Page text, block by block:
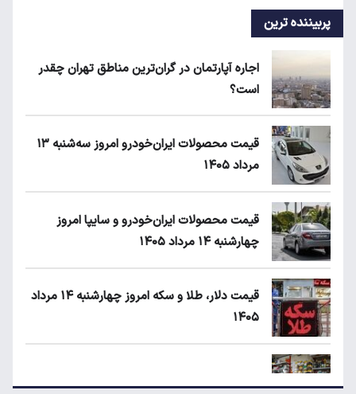
پربیننده ترین
اجاره آپارتمان در گران‌ترین مناطق تهران چقدر
است؟
قیمت محصولات ایران‌خودرو امروز سه‌شنبه ۱۳
مرداد ۱۴۰۵
قیمت محصولات ایران‌خودرو و سایپا امروز
چهارشنبه ۱۴ مرداد ۱۴۰۵
قیمت دلار، طلا و سکه امروز چهارشنبه ۱۴ مرداد
۱۴۰۵
زمان شارژ کالابرگ با رقم آخر کد ملی صفر تا ۲